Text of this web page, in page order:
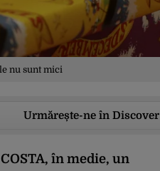
nu sunt mici
Urmărește-ne în Discover
în medie, un